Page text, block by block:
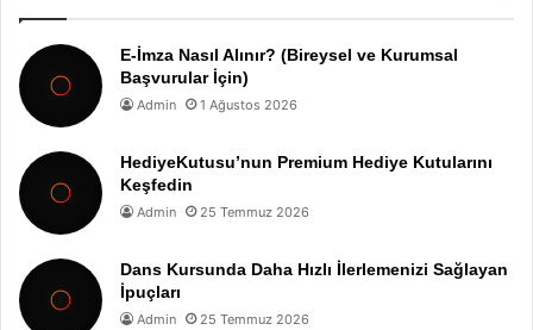
E-İmza Nasıl Alınır? (Bireysel ve Kurumsal
Başvurular İçin)
Admin 1 Ağustos 2026
HediyeKutusu’nun Premium Hediye Kutularını
Keşfedin
Admin 25 Temmuz 2026
Dans Kursunda Daha Hızlı İlerlemenizi Sağlayan
İpuçları
Admin 25 Temmuz 2026